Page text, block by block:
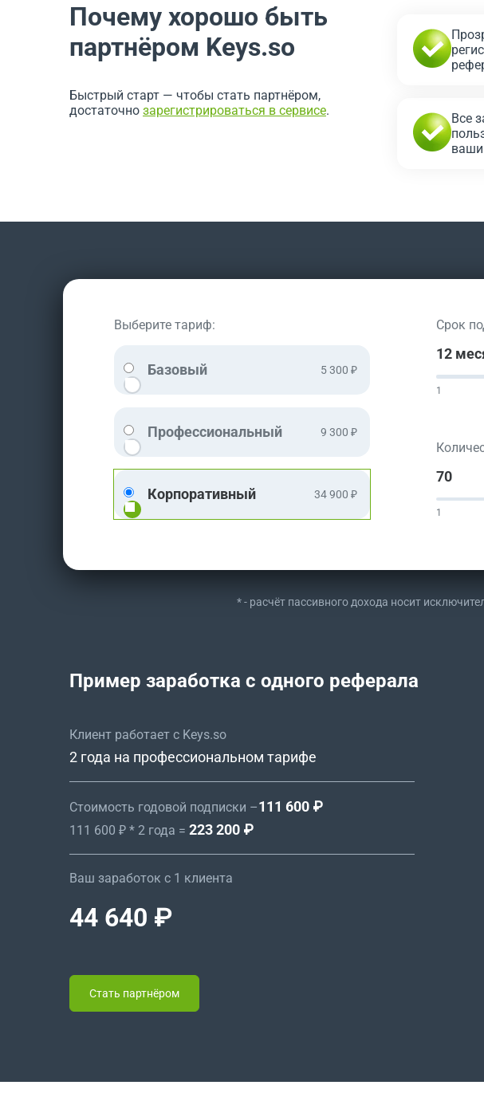
Почему хорошо быть
партнёром Keys.so
Быстрый старт — чтобы стать партнёром,
достаточно зарегистрироваться в сервисе.
Все
Выберите тариф:
Базовый 5 300 ₽
Профессиональный 9 300 ₽
Корпоративный 34 900 ₽
Срок
12
1
70
1
* - расчёт пассивного дохода носит
Пример заработка с одного реферала
Клиент работает с Keys.so
2 года на профессиональном тарифе
Стоимость годовой подписки –111 600 ₽
111 600 ₽ * 2 года = 223 200 ₽
Ваш заработок с 1 клиента
44 640 ₽
Стать партнёром